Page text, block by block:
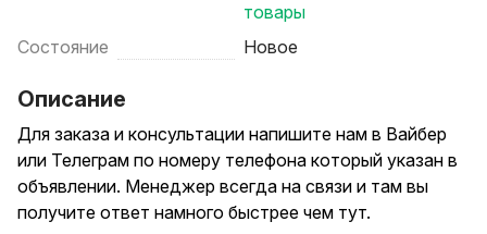
товары
Состояние
Новое
Описание
Для заказа и консультации напишите нам в Вайбер
или Телеграм по номеру телефона который указан в
объявлении. Менеджер всегда на связи и там вы
получите ответ намного быстрее чем тут.